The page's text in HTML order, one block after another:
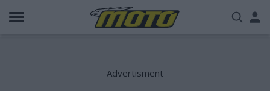
Παράκαμψη
προς